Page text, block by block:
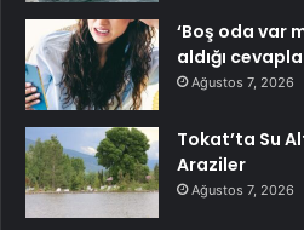
‘Boş oda var
aldığı
Ağustos 7, 2026
Tokat’ta Su
Araziler
Ağustos 7, 2026